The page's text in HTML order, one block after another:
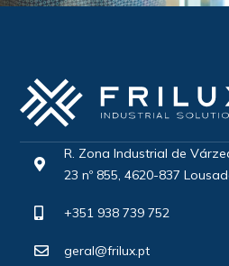
R. Zona Industrial de
23 nº 855, 4620-837
+351 938 739 752
geral@frilux.pt